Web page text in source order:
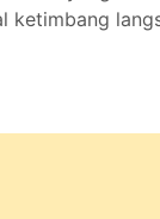
ketimbang